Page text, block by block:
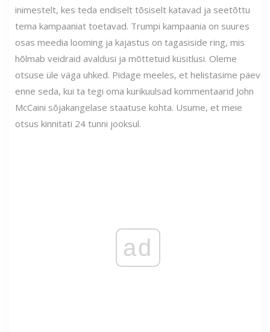
inimestelt, kes teda endiselt tõsiselt katavad ja seetõttu
tema kampaaniat toetavad. Trumpi kampaania on suures
osas meedia looming ja kajastus on tagasiside ring, mis
hõlmab veidraid avaldusi ja mõttetuid küsitlusi. Oleme
otsuse üle väga uhked. Pidage meeles, et helistasime päev
enne seda, kui ta tegi oma kurikuulsad kommentaarid John
McCaini sõjakangelase staatuse kohta. Usume, et meie
otsus kinnitati 24 tunni jooksul.
ad